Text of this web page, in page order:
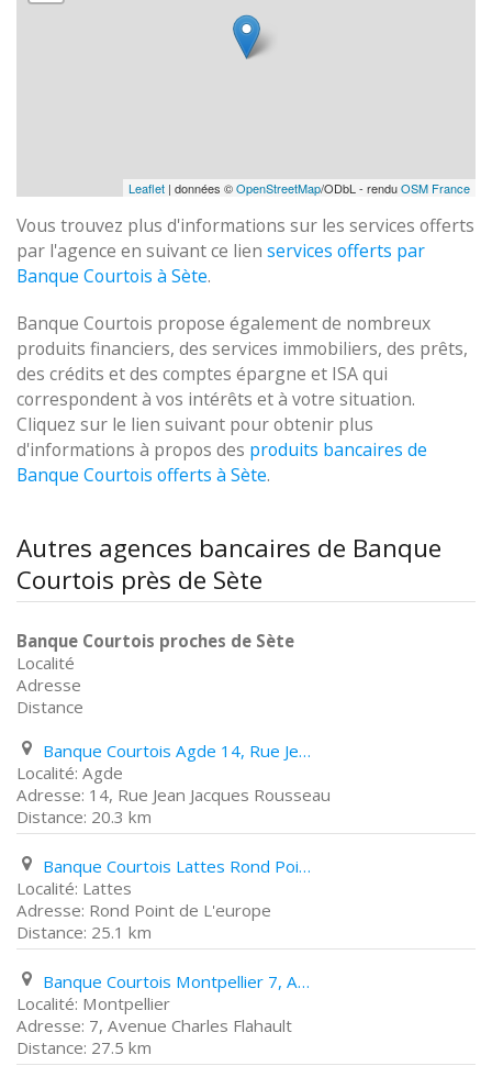
Leaflet | données ©OpenStreetMap/ODbL - renduOSM France
Vous trouvez plus d'informations sur les services offerts
par l'agence en suivant ce lien services offerts par
Banque Courtois à Sète.
Banque Courtois propose également de nombreux
produits financiers, des services immobiliers, des prêts,
des crédits et des comptes épargne et ISA qui
correspondent à vos intérêts et à votre situation.
Cliquez sur le lien suivant pour obtenir plus
d'informations à propos des produits bancaires de
Banque Courtois offerts à Sète.
Autres agences bancaires de Banque
Courtois près de Sète
Banque Courtois proches de Sète
Localité
Adresse
Distance
Banque Courtois Agde 14, Rue Jean Jacques Rousseau
Agde
14, Rue Jean Jacques Rousseau
20.3 km
Banque Courtois Lattes Rond Point de L'europe
Lattes
Rond Point de L'europe
25.1 km
Banque Courtois Montpellier 7, Avenue Charles Flahault
Montpellier
7, Avenue Charles Flahault
27.5 km